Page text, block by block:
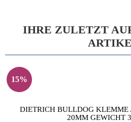
IHRE ZULETZT
15%
DIETRICH BULLDOG
20MM GEWICHT